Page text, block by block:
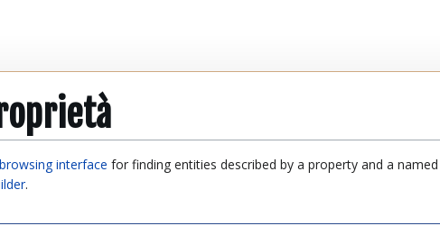
browsing interface for finding entities described by a property and a
.